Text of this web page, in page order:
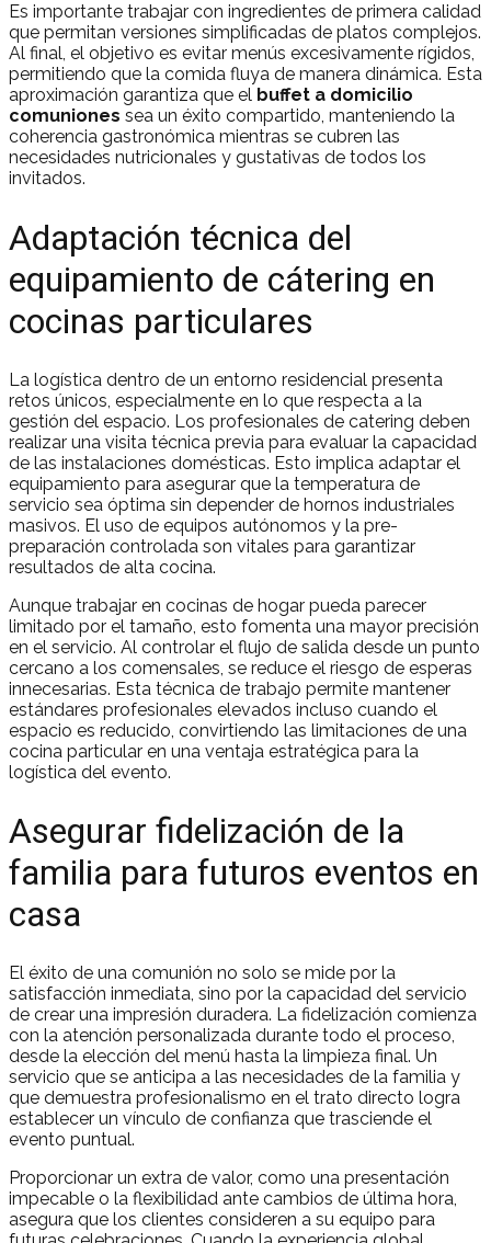
Es importante trabajar con ingredientes de primera calidad
que permitan versiones simplificadas de platos complejos.
Al final, el objetivo es evitar menús excesivamente rígidos,
permitiendo que la comida fluya de manera dinámica. Esta
aproximación garantiza que el buffet a domicilio
comuniones sea un éxito compartido, manteniendo la
coherencia gastronómica mientras se cubren las
necesidades nutricionales y gustativas de todos los
invitados.
Adaptación técnica del
equipamiento de cátering en
cocinas particulares
La logística dentro de un entorno residencial presenta
retos únicos, especialmente en lo que respecta a la
gestión del espacio. Los profesionales de catering deben
realizar una visita técnica previa para evaluar la capacidad
de las instalaciones domésticas. Esto implica adaptar el
equipamiento para asegurar que la temperatura de
servicio sea óptima sin depender de hornos industriales
masivos. El uso de equipos autónomos y la pre-
preparación controlada son vitales para garantizar
resultados de alta cocina.
Aunque trabajar en cocinas de hogar pueda parecer
limitado por el tamaño, esto fomenta una mayor precisión
en el servicio. Al controlar el flujo de salida desde un punto
cercano a los comensales, se reduce el riesgo de esperas
innecesarias. Esta técnica de trabajo permite mantener
estándares profesionales elevados incluso cuando el
espacio es reducido, convirtiendo las limitaciones de una
cocina particular en una ventaja estratégica para la
logística del evento.
Asegurar fidelización de la
familia para futuros eventos en
casa
El éxito de una comunión no solo se mide por la
satisfacción inmediata, sino por la capacidad del servicio
de crear una impresión duradera. La fidelización comienza
con la atención personalizada durante todo el proceso,
desde la elección del menú hasta la limpieza final. Un
servicio que se anticipa a las necesidades de la familia y
que demuestra profesionalismo en el trato directo logra
establecer un vínculo de confianza que trasciende el
evento puntual.
Proporcionar un extra de valor, como una presentación
impecable o la flexibilidad ante cambios de última hora,
asegura que los clientes consideren a su equipo para